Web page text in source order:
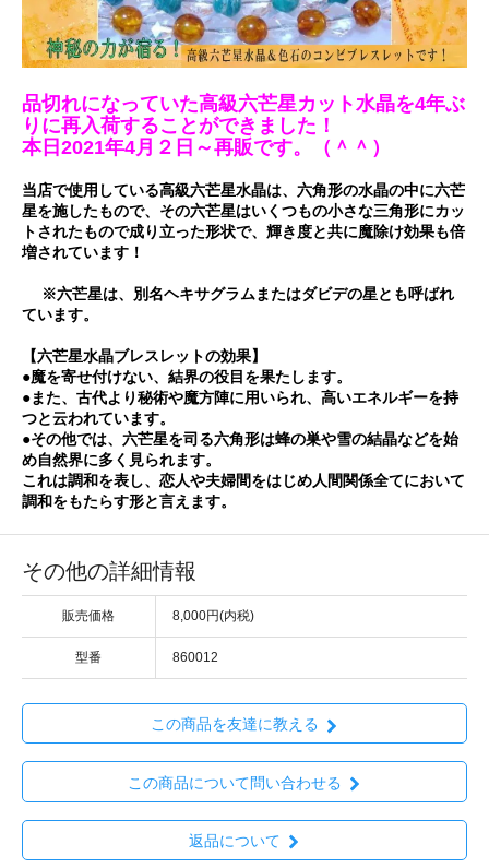
品切れになっていた高級六芒星カット水晶を4年ぶ
りに再入荷することができました！
本日2021年4月２日～再販です。（＾＾）
当店で使用している高級六芒星水晶は、六角形の水晶の中に六芒
星を施したもので、その六芒星はいくつもの小さな三角形にカッ
トされたもので成り立った形状で、輝き度と共に魔除け効果も倍
増されています！
※六芒星は、別名ヘキサグラムまたはダビデの星とも呼ばれ
ています。
【六芒星水晶ブレスレットの効果】
●魔を寄せ付けない、結界の役目を果たします。
●また、古代より秘術や魔方陣に用いられ、高いエネルギーを持
つと云われています。
●その他では、六芒星を司る六角形は蜂の巣や雪の結晶などを始
め自然界に多く見られます。
これは調和を表し、恋人や夫婦間をはじめ人間関係全てにおいて
調和をもたらす形と言えます。
その他の詳細情報
販売価格 8,000円(内税)
型番 860012
この商品を友達に教える
この商品について問い合わせる
返品について